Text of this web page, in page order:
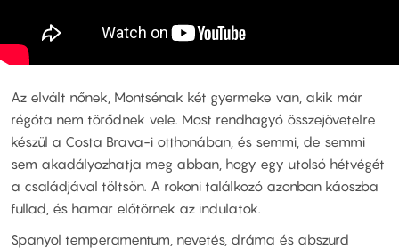
Az elvált nőnek, Montsénak két gyermeke van, akik már
régóta nem törődnek vele. Most rendhagyó összejövetelre
készül a Costa Brava-i otthonában, és semmi, de semmi
sem akadályozhatja meg abban, hogy egy utolsó hétvégét
a családjával töltsön. A rokoni találkozó azonban káoszba
fullad, és hamar előtörnek az indulatok.
Spanyol temperamentum, nevetés, dráma és abszurd